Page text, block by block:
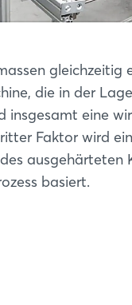
gleichzeitig
die in der
insgesamt eine
Faktor wird
ausgehärteten
basiert.